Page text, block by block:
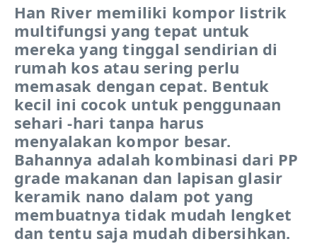
Han River memiliki kompor listrik
multifungsi yang tepat untuk
mereka yang tinggal sendirian di
rumah kos atau sering perlu
memasak dengan cepat. Bentuk
kecil ini cocok untuk penggunaan
sehari -hari tanpa harus
menyalakan kompor besar.
Bahannya adalah kombinasi dari PP
grade makanan dan lapisan glasir
keramik nano dalam pot yang
membuatnya tidak mudah lengket
dan tentu saja mudah dibersihkan.